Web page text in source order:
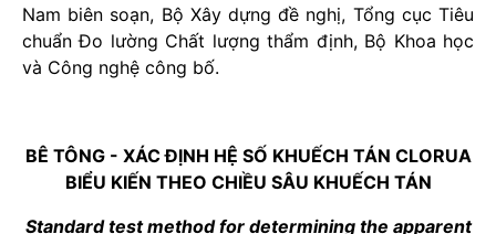
Nam biên soạn, Bộ Xây dựng đề nghị, Tổng cục Tiêu
chuẩn Đo lường Chất lượng thẩm định, Bộ Khoa học
và Công nghệ công bố.
BÊ TÔNG - XÁC ĐỊNH HỆ SỐ KHUẾCH TÁN CLORUA
BIỂU KIẾN THEO CHIỀU SÂU KHUẾCH TÁN
Standard test method for determining the apparent